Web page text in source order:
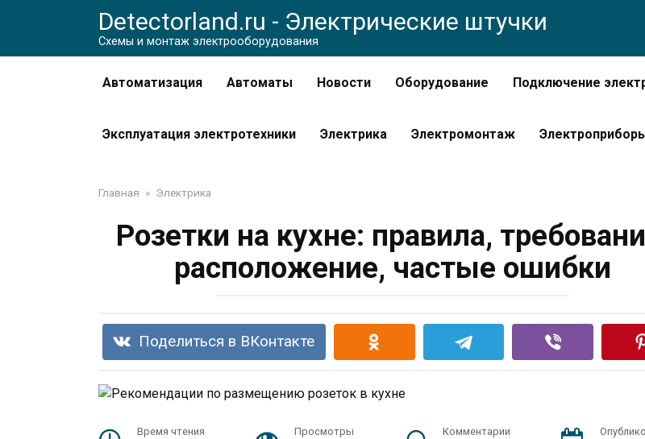
Detectorland.ru - Электрические штучки
Схемы и монтаж электрооборудования
Автоматизация Автоматы Новости Оборудование Подключение
Эксплуатация электротехники Электрика Электромонтаж
Главная » Электрика
Розетки на кухне: правила,
расположение, частые ошибки
Поделиться в ВКонтакте
Время чтения Просмотры Комментарии